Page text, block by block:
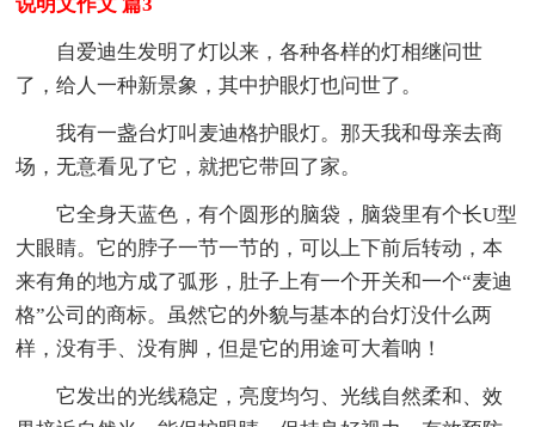
自爱迪生发明了灯以来，各种各样的灯相继问世
了，给人一种新景象，其中护眼灯也问世了。
我有一盏台灯叫麦迪格护眼灯。那天我和母亲去商
场，无意看见了它，就把它带回了家。
它全身天蓝色，有个圆形的脑袋，脑袋里有个长U型
大眼睛。它的脖子一节一节的，可以上下前后转动，本
来有角的地方成了弧形，肚子上有一个开关和一个“麦迪
格”公司的商标。虽然它的外貌与基本的台灯没什么两
样，没有手、没有脚，但是它的用途可大着呐！
它发出的光线稳定，亮度均匀、光线自然柔和、效